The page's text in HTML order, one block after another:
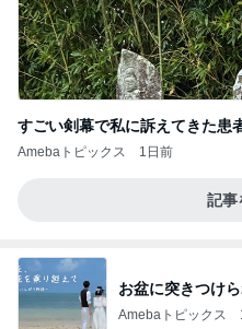
すごい剣幕で私に訴えてきた患
Amebaトピックス 1日前
記事
お盆に突きつけ
Amebaトピックス